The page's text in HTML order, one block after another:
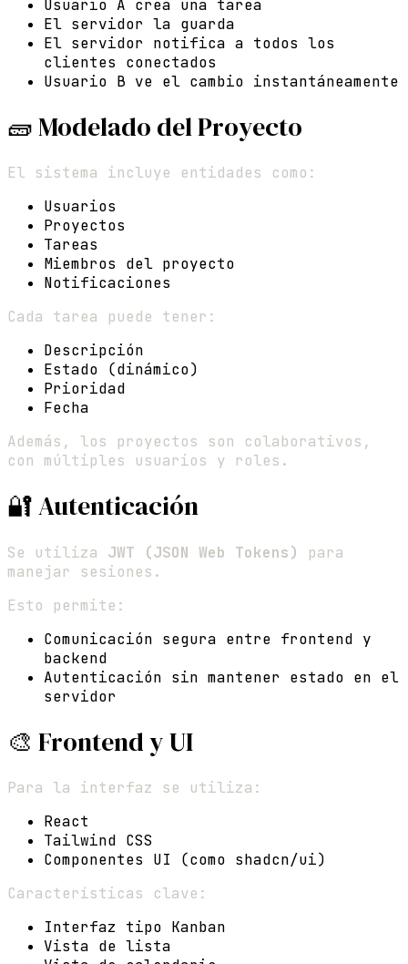
Usuario A crea una tarea
El servidor la guarda
El servidor notifica a todos los
clientes conectados
Usuario B ve el cambio instantáneamente
🧱 Modelado del Proyecto
El sistema incluye entidades como:
Usuarios
Proyectos
Tareas
Miembros del proyecto
Notificaciones
Cada tarea puede tener:
Descripción
Estado (dinámico)
Prioridad
Fecha
Además, los proyectos son colaborativos,
con múltiples usuarios y roles.
🔐 Autenticación
Se utiliza JWT (JSON Web Tokens)
para
manejar sesiones.
Esto permite:
Comunicación segura entre frontend y
backend
Autenticación sin mantener estado en el
servidor
🎨 Frontend y UI
Para la interfaz se utiliza:
React
Tailwind CSS
Componentes UI (como shadcn/ui)
Características clave:
Interfaz tipo Kanban
Vista de lista